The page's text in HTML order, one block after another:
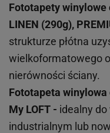
Fototapety winylowe
LINEN (290g),
strukturze płótna
wielkoformatowego
nierówności ściany.
Fototapeta winylowa
My LOFT - idealny
industrialnym lub